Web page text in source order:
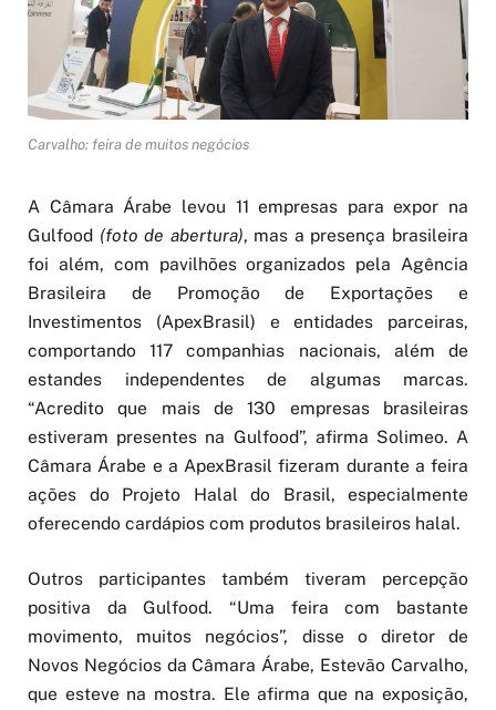
Carvalho: feira de muitos negócios
A Câmara Árabe levou 11 empresas para expor na
Gulfood (foto de abertura), mas a presença brasileira
foi além, com pavilhões organizados pela Agência
Brasileira de Promoção de Exportações e
Investimentos (ApexBrasil) e entidades parceiras,
comportando 117 companhias nacionais, além de
estandes independentes de algumas marcas.
“Acredito que mais de 130 empresas brasileiras
estiveram presentes na Gulfood”, afirma Solimeo. A
Câmara Árabe e a ApexBrasil fizeram durante a feira
ações do Projeto Halal do Brasil, especialmente
oferecendo cardápios com produtos brasileiros halal.
Outros participantes também tiveram percepção
positiva da Gulfood. “Uma feira com bastante
movimento, muitos negócios”, disse o diretor de
Novos Negócios da Câmara Árabe, Estevão Carvalho,
que esteve na mostra. Ele afirma que na exposição,